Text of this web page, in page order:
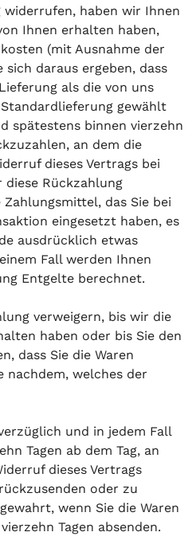
widerrufen, haben wir Ihnen
Ihnen erhalten haben,
(mit Ausnahme der
daraus ergeben, dass
als die von uns
gewählt
spätestens binnen vierzehn
an dem die
dieses Vertrags bei
diese Rückzahlung
das Sie bei
eingesetzt haben, es
ausdrücklich etwas
Fall werden Ihnen
Entgelte berechnet.
verweigern, bis wir die
haben oder bis Sie den
dass Sie die Waren
nachdem, welches der
und in jedem Fall
Tagen ab dem Tag, an
dieses Vertrags
oder zu
wenn Sie die Waren
Tagen absenden.